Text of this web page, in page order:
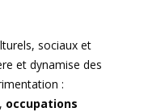
sociaux et
et dynamise des
:
, occupations